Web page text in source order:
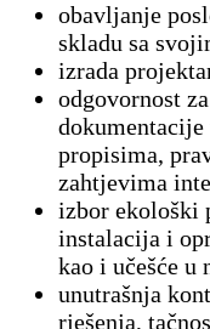
obavljanje
skladu sa
izrada
odgovornost
dokumentacije
propisima,
zahtjevima
izbor ekološki
instalacija i
kao i učešće
unutrašnja
rješenja,